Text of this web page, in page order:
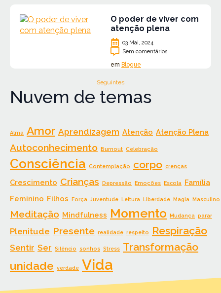
O poder de viver com
atenção plena
03 Mai, 2024
Sem comentários
em Blogue
Seguintes
Nuvem de temas
Alma Amor Aprendizagem Atenção Atenção Plena
Autoconhecimento Burnout Celebração
Consciência Contemplação corpo crenças
Crescimento Crianças Depressão Emoções Escola
Família
Feminino Filhos Força Juventude Leitura Liberdade Magia Masculino
Meditação Mindfulness Momento Mudança parar
Plenitude Presente realidade respeito Respiração
Sentir Ser Silêncio sonhos Stress Transformação
unidade verdade Vida